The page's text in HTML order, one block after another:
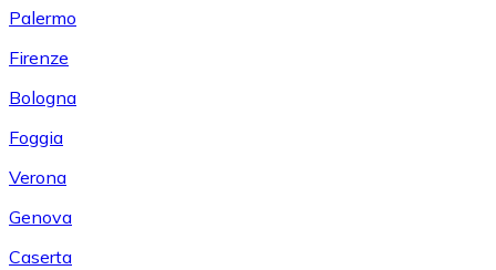
Palermo
Firenze
Bologna
Foggia
Verona
Genova
Caserta